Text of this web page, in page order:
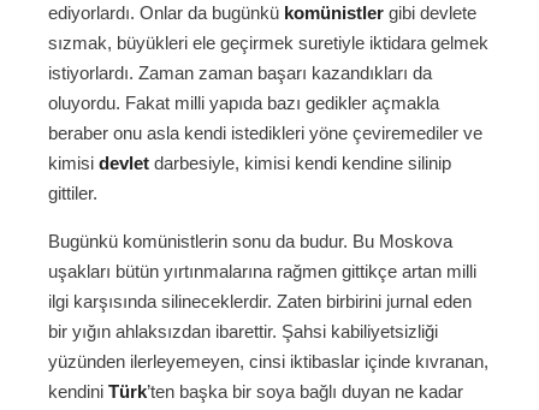
ediyorlardı. Onlar da bugünkü komünistler gibi devlete
sızmak, büyükleri ele geçirmek suretiyle iktidara gelmek
istiyorlardı. Zaman zaman başarı kazandıkları da
oluyordu. Fakat milli yapıda bazı gedikler açmakla
beraber onu asla kendi istedikleri yöne çeviremediler ve
kimisi devlet darbesiyle, kimisi kendi kendine silinip
gittiler.
Bugünkü komünistlerin sonu da budur. Bu Moskova
uşakları bütün yırtınmalarına rağmen gittikçe artan milli
ilgi karşısında silineceklerdir. Zaten birbirini jurnal eden
bir yığın ahlaksızdan ibarettir. Şahsi kabiliyetsizliği
yüzünden ilerleyemeyen, cinsi iktibaslar içinde kıvranan,
kendini Türk’ten başka bir soya bağlı duyan ne kadar